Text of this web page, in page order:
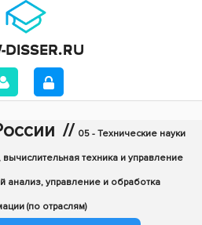
// 05 - Технические науки
техника и управление
анализ, управление и обработка
(по отраслям)